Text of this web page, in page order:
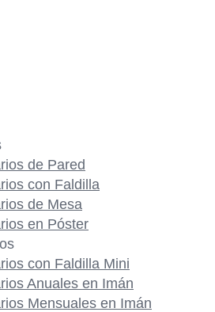
de Pared
con Faldilla
de Mesa
en Póster
con Faldilla Mini
Anuales en Imán
Mensuales en Imán